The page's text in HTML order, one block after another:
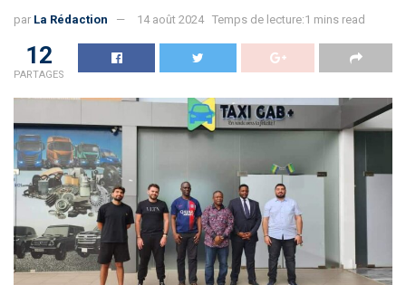
par La Rédaction 14 août 2024 Temps de lecture:1 mins read
12
PARTAGES